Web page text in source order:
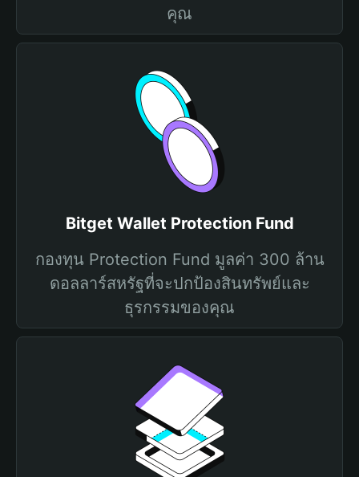
คุณ
Bitget Wallet Protection Fund
กองทุน Protection Fund มูลค่า 300 ล้าน
ดอลลาร์สหรัฐที่จะปกป้องสินทรัพย์และ
ธุรกรรมของคุณ